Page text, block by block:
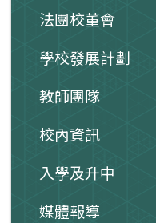
法團校董會
學校發展計劃
教師團隊
校內資訊
入學及升中
媒體報導